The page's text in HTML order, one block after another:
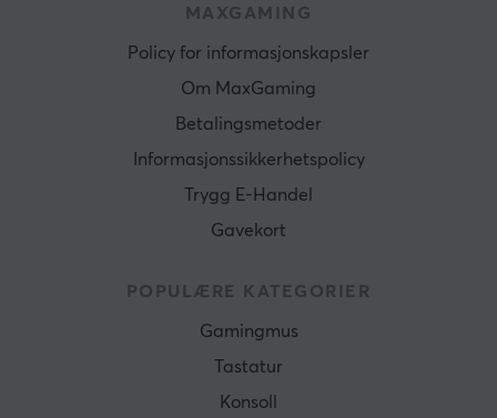
MAXGAMING
Policy for informasjonskapsler
Om MaxGaming
Betalingsmetoder
Informasjonssikkerhetspolicy
Trygg E-Handel
Gavekort
POPULÆRE KATEGORIER
Gamingmus
Tastatur
Konsoll